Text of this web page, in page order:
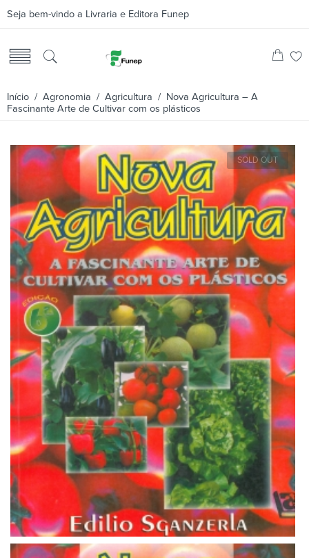
Seja bem-vindo a Livraria e Editora Funep
Início / Agronomia / Agricultura / Nova Agricultura – A
Fascinante Arte de Cultivar com os plásticos
SOLD OUT